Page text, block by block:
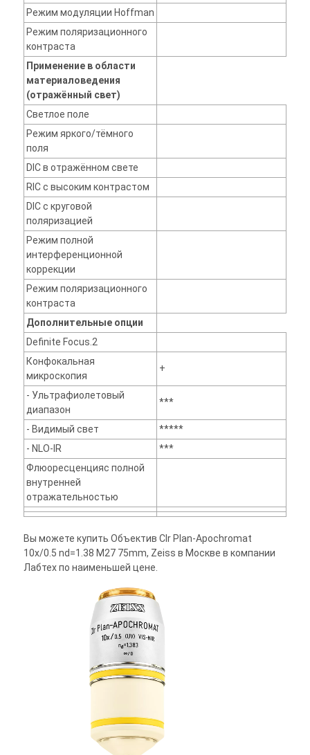
Режим модуляции Hoffman
Режим поляризационного
контраста
Применение в области
материаловедения
(отражённый свет)
Светлое поле
Режим яркого/тёмного
поля
DIC в отражённом свете
RIC с высоким контрастом
DIC с круговой
поляризацией
Режим полной
интерференционной
коррекции
Режим поляризационного
контраста
Дополнительные опции
Definite Focus.2
Конфокальная
микроскопия
+
- Ультрафиолетовый
диапазон
***
- Видимый свет
*****
- NLO-IR
***
Флюоресценцияс полной
внутренней
отражательностью
Вы можете купить Объектив Clr Plan-Apochromat
10x/0.5 nd=1.38 M27 75mm, Zeiss в Москве в компании
Лабтех по наименьшей цене.